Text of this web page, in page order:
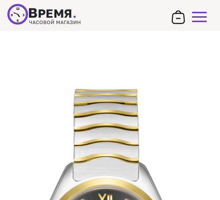
12
3
6
9 ВРЕМЯ.
ЧАСОВОЙ МАГАЗИН